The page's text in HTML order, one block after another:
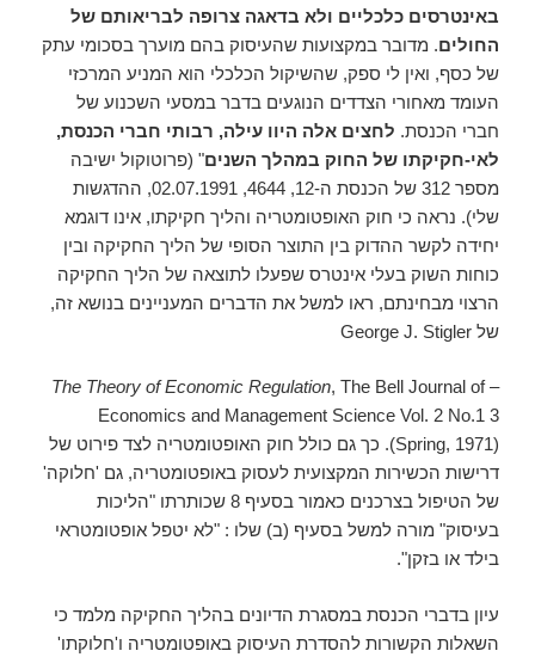
באינטרסים כלכליים ולא בדאגה צרופה לבריאותם של
החולים. מדובר במקצועות שהעיסוק בהם מוערך בסכומי עתק
של כסף, ואין לי ספק, שהשיקול הכלכלי הוא המניע המרכזי
העומד מאחורי הצדדים הנוגעים בדבר במסעי השכנוע של
חברי הכנסת. לחצים אלה היוו עילה, רבותי חברי הכנסת,
לאי-חקיקתו של החוק במהלך השנים" (פרוטוקול ישיבה
מספר 312 של הכנסת ה-12, 4644, 02.07.1991, ההדגשות
שלי). נראה כי חוק האופטומטריה והליך חקיקתו, אינו דוגמא
יחידה לקשר ההדוק בין התוצר הסופי של הליך החקיקה ובין
כוחות השוק בעלי אינטרס שפעלו לתוצאה של הליך החקיקה
הרצוי מבחינתם, ראו למשל את הדברים המעניינים בנושא זה,
של George J. Stigler
–
The Theory of Economic Regulation, The Bell Journal of
Economics and Management Science Vol. 2 No.1 3
(Spring, 1971). כך גם כולל חוק האופטומטריה לצד פירוט של
דרישות הכשירות המקצועית לעסוק באופטומטריה, גם 'חלוקה'
של הטיפול בצרכנים כאמור בסעיף 8 שכותרתו "הליכות
בעיסוק" מורה למשל בסעיף (ב) שלו : "לא יטפל אופטומטראי
בילד או בזקן".
עיון בדברי הכנסת במסגרת הדיונים בהליך החקיקה מלמד כי
השאלות הקשורות להסדרת העיסוק באופטומטריה ו'חלוקתו'